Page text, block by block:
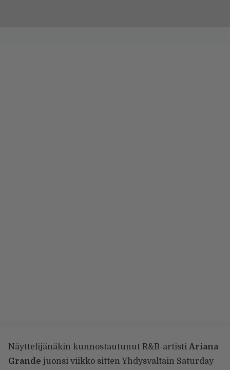
Näyttelijänäkin kunnostautunut R&B-artisti Ariana
Grande juonsi viikko sitten Yhdysvaltain Saturday